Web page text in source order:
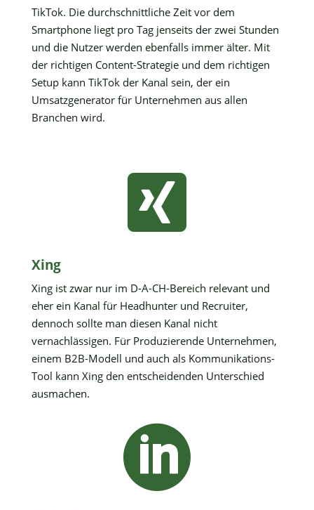
TikTok. Die durchschnittliche Zeit vor dem
Smartphone liegt pro Tag jenseits der zwei Stunden
und die Nutzer werden ebenfalls immer älter. Mit
der richtigen Content-Strategie und dem richtigen
Setup kann TikTok der Kanal sein, der ein
Umsatzgenerator für Unternehmen aus allen
Branchen wird.

Xing
Xing ist zwar nur im D-A-CH-Bereich relevant und
eher ein Kanal für Headhunter und Recruiter,
dennoch sollte man diesen Kanal nicht
vernachlässigen. Für Produzierende Unternehmen,
einem B2B-Modell und auch als Kommunikations-
Tool kann Xing den entscheidenden Unterschied
ausmachen.
